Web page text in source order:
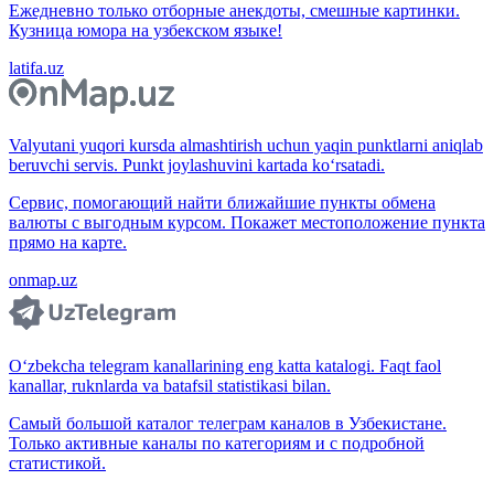
Ежедневно только отборные анекдоты, смешные картинки.
Кузница юмора на узбекском языке!
latifa.uz
Valyutani yuqori kursda almashtirish uchun yaqin punktlarni aniqlab
beruvchi servis. Punkt joylashuvini kartada ko‘rsatadi.
Сервис, помогающий найти ближайшие пункты обмена
валюты с выгодным курсом. Покажет местоположение пункта
прямо на карте.
onmap.uz
O‘zbekcha telegram kanallarining eng katta katalogi. Faqt faol
kanallar, ruknlarda va batafsil statistikasi bilan.
Самый большой каталог телеграм каналов в Узбекистане.
Только активные каналы по категориям и с подробной
статистикой.